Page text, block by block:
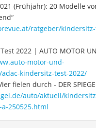
(Frühjahr): 20 Modelle
ratgeber/
2022 | AUTO MOTOR
motor-und-
kindersitz-test-2022/
fielen durch - DER
auto/aktuell/
250525.html